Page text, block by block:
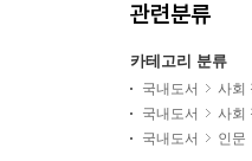
관련분류
카테고리 분류
국내도서 사회
국내도서
사회
국내도서
인문